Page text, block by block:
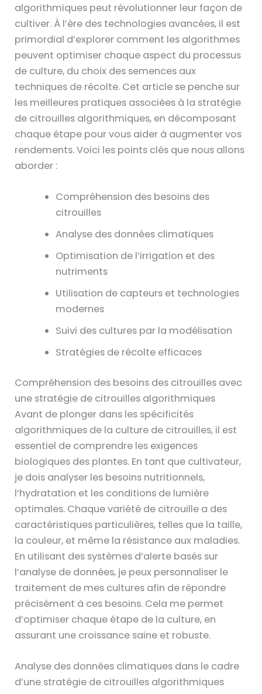
algorithmiques peut révolutionner leur façon de
cultiver. À l’ère des technologies avancées, il est
primordial d’explorer comment les algorithmes
peuvent optimiser chaque aspect du processus
de culture, du choix des semences aux
techniques de récolte. Cet article se penche sur
les meilleures pratiques associées à la stratégie
de citrouilles algorithmiques, en décomposant
chaque étape pour vous aider à augmenter vos
rendements. Voici les points clés que nous allons
aborder :
Compréhension des besoins des
citrouilles
Analyse des données climatiques
Optimisation de l’irrigation et des
nutriments
Utilisation de capteurs et technologies
modernes
Suivi des cultures par la modélisation
Stratégies de récolte efficaces
Compréhension des besoins des citrouilles avec
une stratégie de citrouilles algorithmiques
Avant de plonger dans les spécificités
algorithmiques de la culture de citrouilles, il est
essentiel de comprendre les exigences
biologiques des plantes. En tant que cultivateur,
je dois analyser les besoins nutritionnels,
l’hydratation et les conditions de lumière
optimales. Chaque variété de citrouille a des
caractéristiques particulières, telles que la taille,
la couleur, et même la résistance aux maladies.
En utilisant des systèmes d’alerte basés sur
l’analyse de données, je peux personnaliser le
traitement de mes cultures afin de répondre
précisément à ces besoins. Cela me permet
d’optimiser chaque étape de la culture, en
assurant une croissance saine et robuste.
Analyse des données climatiques dans le cadre
d’une stratégie de citrouilles algorithmiques